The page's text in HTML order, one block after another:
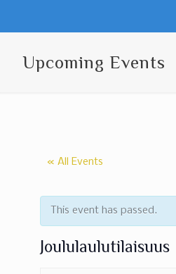
Upcoming Events
« All Events
This event has passed.
Joululaulutilaisuus